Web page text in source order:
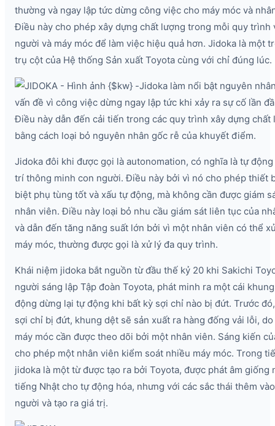
thường và ngay lập tức dừng công việc cho máy móc và
Điều này cho phép xây dựng chất lượng trong mỗi quy trình
người và máy móc để làm việc hiệu quả hơn. Jidoka là một
trụ cột của Hệ thống Sản xuất Toyota cùng với chỉ đúng lúc.
Jidoka làm nổi bật nguyên
vấn đề vì công việc dừng ngay lập tức khi xảy ra sự cố lần
Điều này dẫn đến cải tiến trong các quy trình xây dựng chất
bằng cách loại bỏ nguyên nhân gốc rễ của khuyết điểm.
Jidoka đôi khi được gọi là autonomation, có nghĩa là tự
trí thông minh con người. Điều này bởi vì nó cho phép thiết
biệt phụ tùng tốt và xấu tự động, mà không cần được giám
nhân viên. Điều này loại bỏ nhu cầu giám sát liên tục của
và dẫn đến tăng năng suất lớn bởi vì một nhân viên có thể
máy móc, thường được gọi là xử lý đa quy trình.
Khái niệm jidoka bắt nguồn từ đầu thế kỷ 20 khi Sakichi
người sáng lập Tập đoàn Toyota, phát minh ra một cái
động dừng lại tự động khi bất kỳ sợi chỉ nào bị đứt. Trước
sợi chỉ bị đứt, khung dệt sẽ sản xuất ra hàng đống vải lỗi,
máy móc cần được theo dõi bởi một nhân viên. Sáng kiến
cho phép một nhân viên kiểm soát nhiều máy móc. Trong
jidoka là một từ được tạo ra bởi Toyota, được phát âm giống
tiếng Nhật cho tự động hóa, nhưng với các sắc thái thêm
người và tạo ra giá trị.